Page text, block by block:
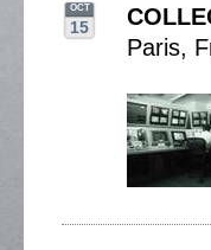
OCT
15
Paris,